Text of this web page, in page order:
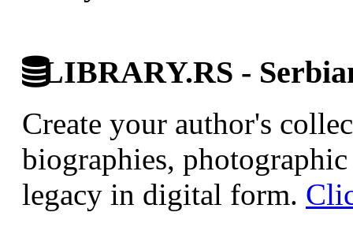
LIBRARY.RS -
Create your author's
biographies,
legacy in digital form.